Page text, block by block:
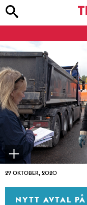
29 OKTOBER, 2020
NYTT AVTAL PÅ